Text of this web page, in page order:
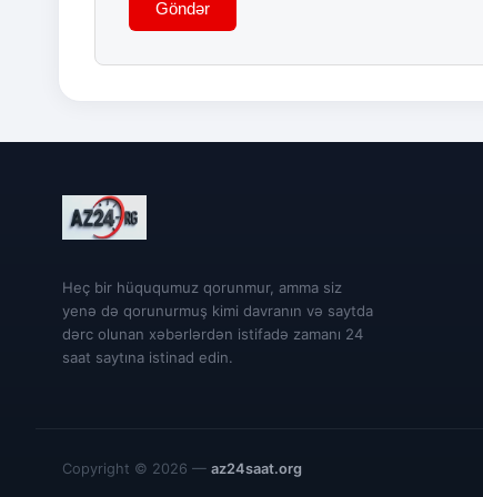
Göndər
Heç bir hüququmuz qorunmur, amma siz
yenə də qorunurmuş kimi davranın və saytda
dərc olunan xəbərlərdən istifadə zamanı 24
saat saytına istinad edin.
Copyright © 2026 — az24saat.org